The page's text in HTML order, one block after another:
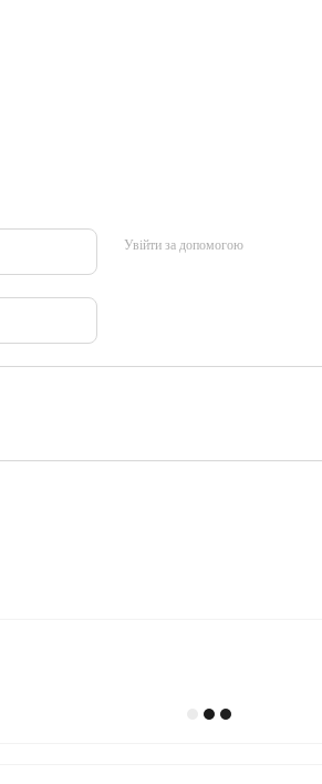
Увійти за допомогою